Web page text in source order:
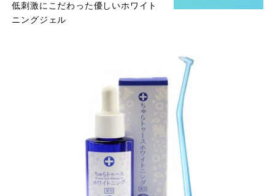
低刺激にこだわった優しいホワイト
ニングジェル